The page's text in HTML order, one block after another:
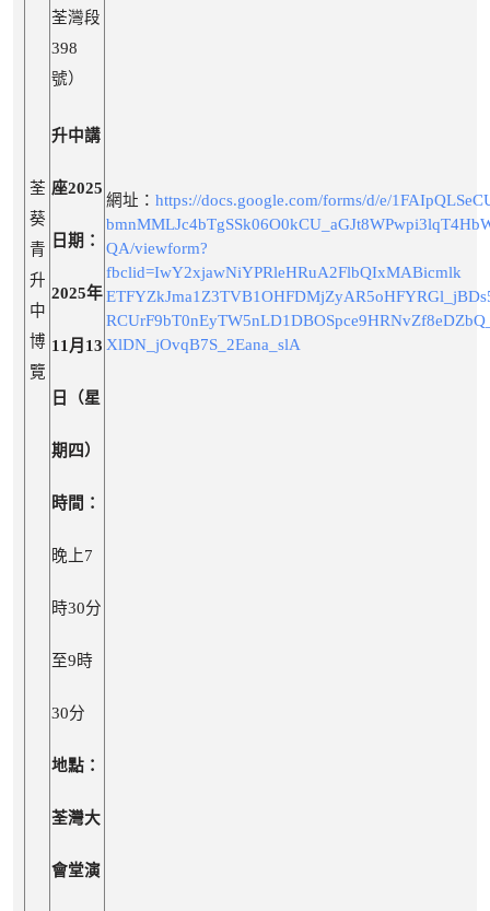
荃
葵
青
升
中
博
覽
荃灣段
398
號）
升中講
座2025
日期：
2025年
11月13
日（星
期四）
時間：
晚上7
時30分
至9時
30分
地點：
荃灣大
會堂演
網址： https://docs.google.com/forms/d/e/
QA/viewform?
fbclid=IwY2xjawNiYPRleHRuA2FlbQIxMABicmlk
XlDN_jOvqB7S_2Eana_slA